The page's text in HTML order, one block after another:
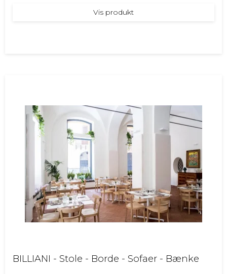
Vis produkt
BILLIANI - Stole - Borde - Sofaer - Bænke